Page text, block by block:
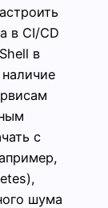
в CI/CD
в
с
шума